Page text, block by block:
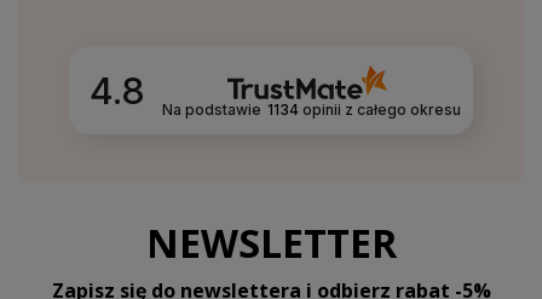
4.8 Na podstawie 1134opinii z całego okresu
NEWSLETTER
Zapisz się do newslettera i odbierz rabat -5%